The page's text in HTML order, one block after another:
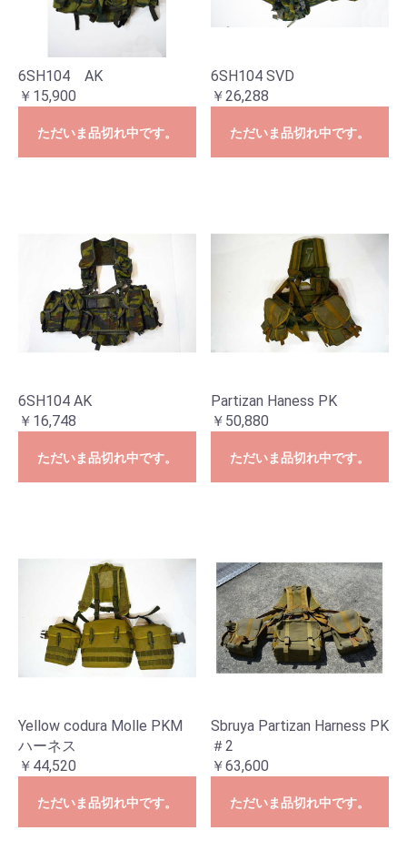
6SH104 AK
￥15,900
ただいま品切れ中です。
6SH104 SVD
￥26,288
ただいま品切れ中です。
6SH104 AK
￥16,748
ただいま品切れ中です。
Partizan Haness PK
￥50,880
ただいま品切れ中です。
Yellow codura Molle PKM
ハーネス
￥44,520
ただいま品切れ中です。
Sbruya Partizan Harness PK
＃2
￥63,600
ただいま品切れ中です。